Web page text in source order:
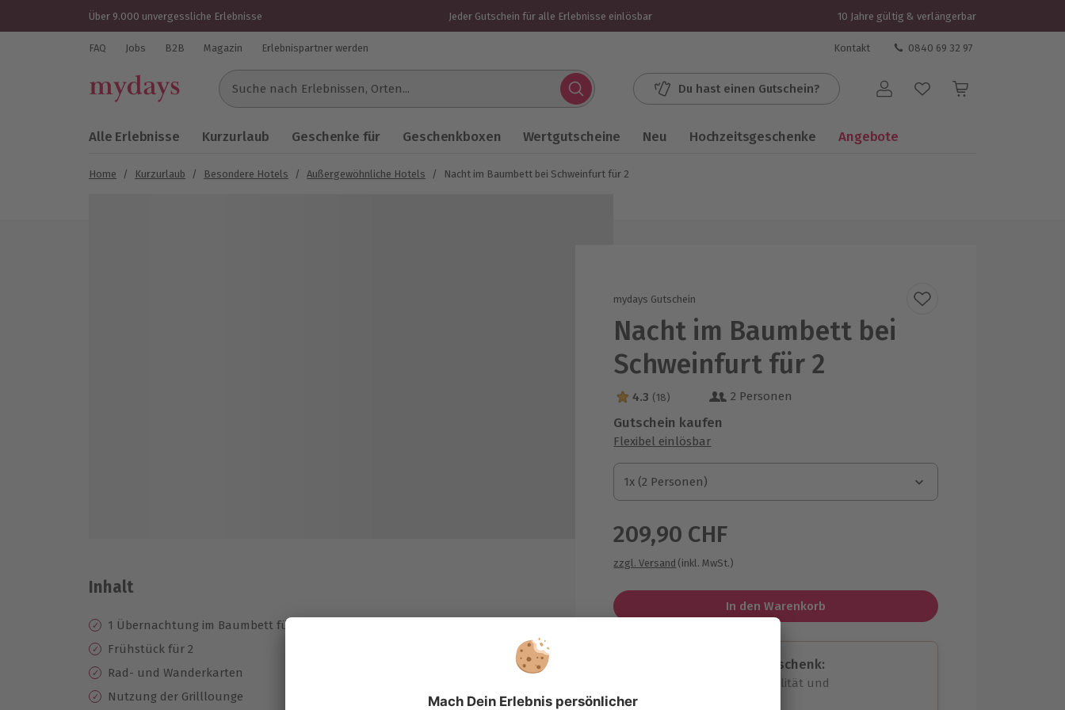
Über 9.000 unvergessliche Erlebnisse Jeder Gutschein für alle Erlebnisse einlösbar 10 Jahre gültig & verlängerbar
FAQ Jobs B2B Magazin Erlebnispartner werden Kontakt 0840 69 32 97
Suche nach Erlebnissen...
Du hast einen Gutschein? Benutzerkonto
Alle Erlebnisse Kurzurlaub Geschenke für Geschenkboxen Wertgutscheine Neu Hochzeitsgeschenke Angebote
Home / Kurzurlaub / Besondere Hotels / Außergewöhnliche Hotels / Nacht im Baumbett bei Schweinfurt für 2
mydays Gutschein
Nacht im Baumbett bei
Schweinfurt für 2
4.3 Sterne von 5 aus 18 Bewertungen
4.3 (18) 2 Personen
Gutschein kaufen
Flexibel einlösbar
1x (2 Personen)
1x (2 Personen)
1x (2 Personen)
209,90 CHF
zzgl. Versand (inkl. MwSt.)
In den Warenkorb
Immer das passende Geschenk:
Große Auswahl, volle Flexibilität und
maximale Sicherheit
Inhalt
1 Übernachtung im Baumbett für 2
Frühstück für 2
Rad- und Wanderkarten
Nutzung der Grilllounge